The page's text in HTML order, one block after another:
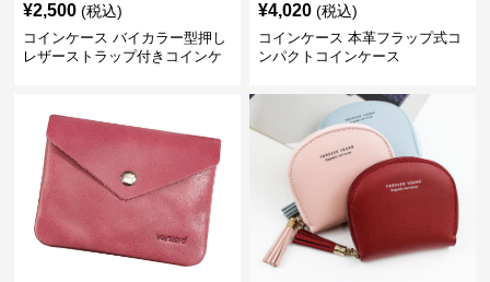
¥2,500 (税込)
コインケース バイカラー型押し
レザーストラップ付きコインケ
¥4,020 (税込)
コインケース 本革フラップ式コ
ンパクトコインケース